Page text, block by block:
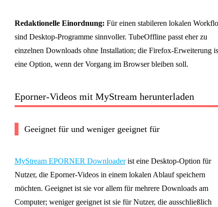
Redaktionelle Einordnung: Für einen stabileren lokalen
sind Desktop-Programme sinnvoller. TubeOffline passt eher zu
einzelnen Downloads ohne Installation; die Firefox-Erweiterung
eine Option, wenn der Vorgang im Browser bleiben soll.
Eporner-Videos mit MyStream herunterladen
Geeignet für und weniger geeignet für
MyStream EPORNER Downloaderist eine Desktop-Option für
Nutzer, die Eporner-Videos in einem lokalen Ablauf speichern
möchten. Geeignet ist sie vor allem für mehrere Downloads am
Computer; weniger geeignet ist sie für Nutzer, die ausschließlich